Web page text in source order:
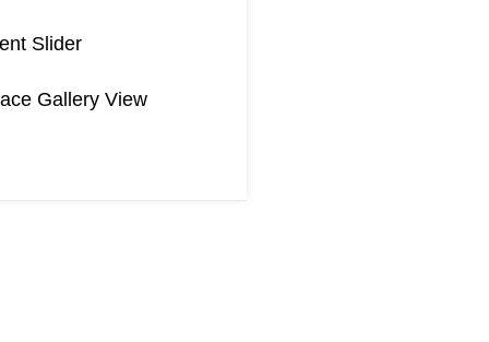
Slider
Gallery View